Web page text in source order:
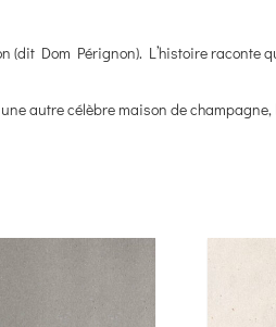
(dit Dom Pérignon). L’histoire raconte
autre célèbre maison de champagne,